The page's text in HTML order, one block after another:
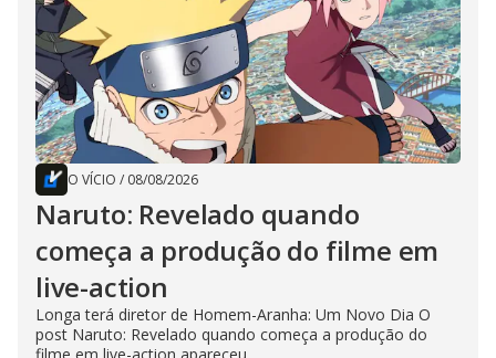
O VÍCIO / 08/08/2026
Naruto: Revelado quando
começa a produção do filme em
live-action
Longa terá diretor de Homem-Aranha: Um Novo Dia O
post Naruto: Revelado quando começa a produção do